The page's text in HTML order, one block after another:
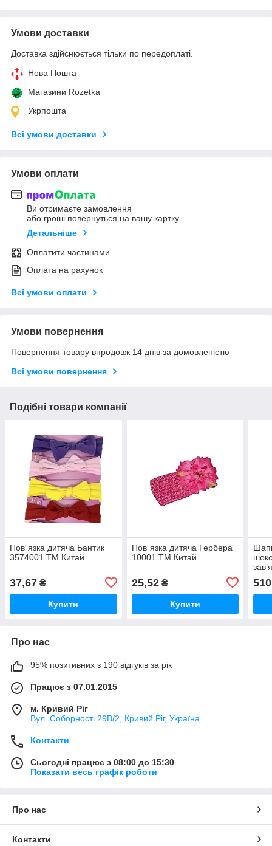
Умови доставки
Доставка здійснюється тільки по передоплаті.
Нова Пошта
Магазини Rozetka
Укрпошта
Всі умови доставки
Умови оплати
Ви отримаєте замовлення
або гроші повернуться на вашу картку
Детальніше
Оплатити частинами
Оплата на рахунок
Всі умови оплати
Умови повернення
Повернення товару впродовж 14 днів за домовленістю
Всі умови повернення
Подібні товари компанії
Пов´язка дитяча Бантик
3574001 ТМ Китай
37,67 ₴
Купити
Пов´язка дитяча Гербера
10001 ТМ Китай
25,52₴
Купити
Про нас
95% позитивних з 190 відгуків за рік
Працює з 07.01.2015
м. Кривий Ріг
Вул. Соборності 29В/2, Кривий Ріг, Україна
Контакти
Сьогодні працює з 08:00 до 15:30
Показати весь графік роботи
Про нас
Контакти